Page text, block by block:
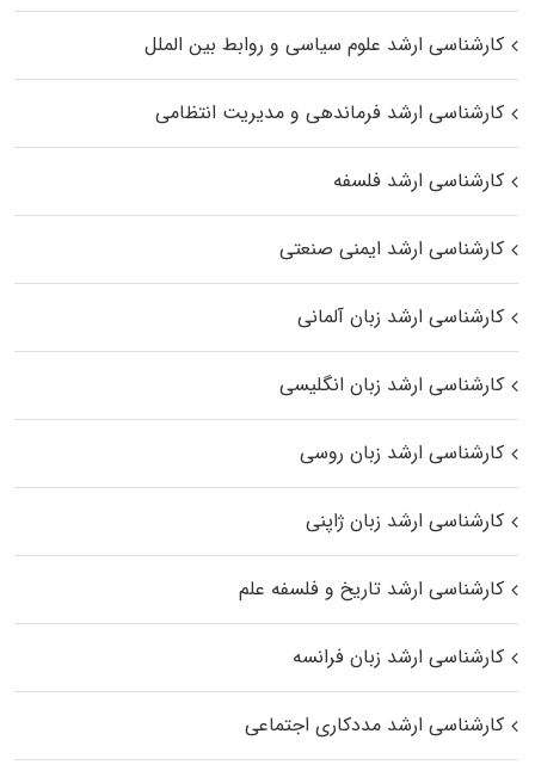
کارشناسی ارشد علوم سیاسی و روابط بین الملل
کارشناسی ارشد فرماندهی و مدیریت انتظامی
کارشناسی ارشد فلسفه
کارشناسی ارشد ایمنی صنعتی
کارشناسی ارشد زبان آلمانی
کارشناسی ارشد زبان انگلیسی
کارشناسی ارشد زبان روسی
کارشناسی ارشد زبان ژاپنی
کارشناسی ارشد تاریخ و فلسفه علم
کارشناسی ارشد زبان فرانسه
کارشناسی ارشد مددکاری اجتماعی